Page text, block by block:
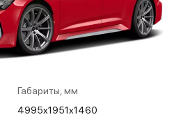
Габариты, мм
4995x1951x1460